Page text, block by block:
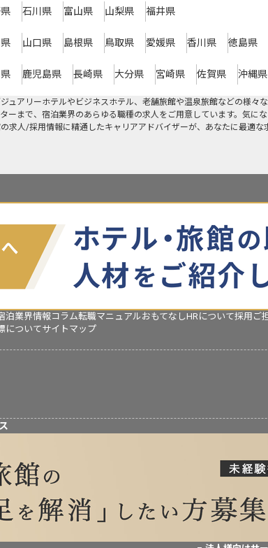
石川県 富山県 山梨県 福井県
山口県 島根県 鳥取県 愛媛県 香川県 徳島県
鹿児島県 長崎県 大分県 宮崎県 佐賀県 沖縄県
ュアリーホテルやビジネスホテル、老舗旅館や温泉旅館などの様
ーまで、宿泊業界のあらゆる職種の求人をご用意しています。気
求人/採用情報に精通したキャリアアドバイザーが、あなたに最適
泊業界情報コラム転職マニュアルおもてなしHRについて採用ご
についてサイトマップ